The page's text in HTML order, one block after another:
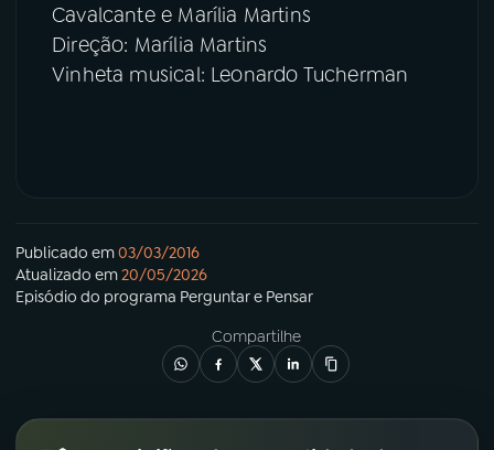
Cavalcante e Marília Martins
Direção: Marília Martins
Vinheta musical: Leonardo Tucherman
Publicado em03/03/2016
Atualizado em20/05/2026
Episódio do programa Perguntar e Pensar
Compartilhe